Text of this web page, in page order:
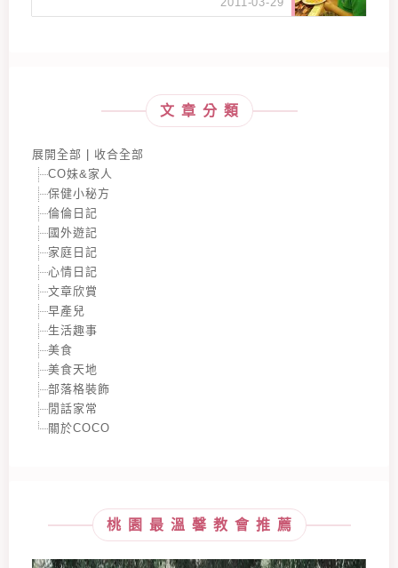
文章分類
展開全部
收合全部
CO妹&家人
保健小秘方
倫倫日記
國外遊記
家庭日記
心情日記
文章欣賞
早產兒
生活趣事
美食
美食天地
部落格裝飾
閒話家常
關於COCO
桃園最溫馨教會推薦